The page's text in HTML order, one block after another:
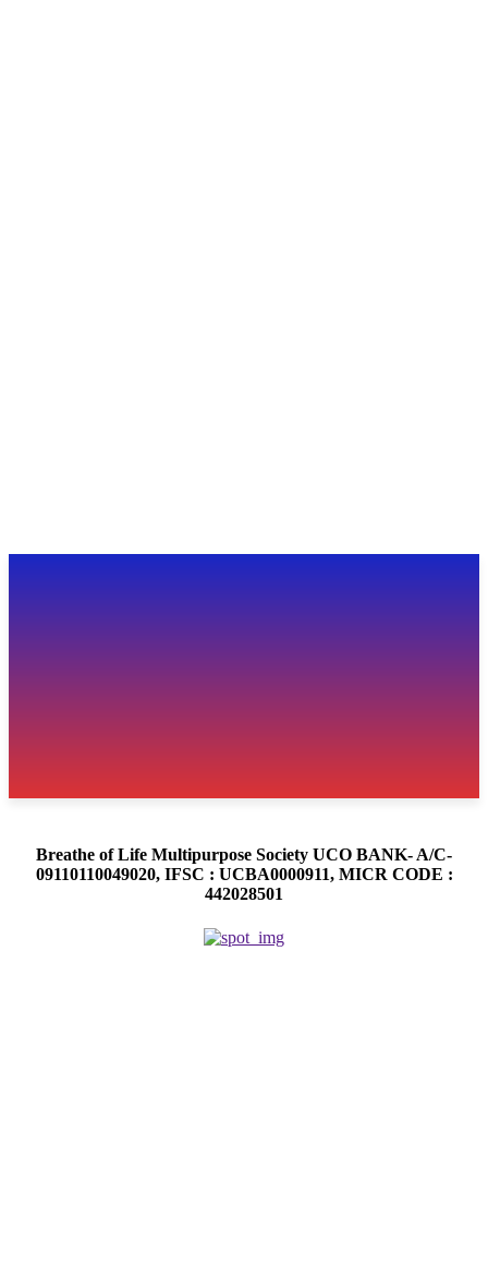
Breathe of Life Multipurpose Society UCO BANK- A/C-
09110110049020, IFSC : UCBA0000911, MICR CODE :
442028501